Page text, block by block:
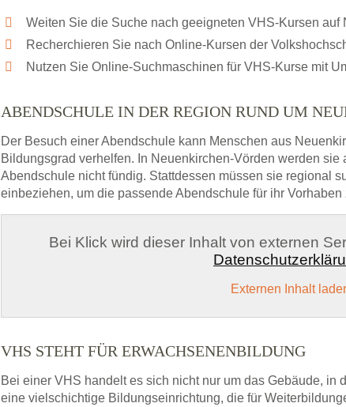
Weiten Sie die Suche nach geeigneten VHS-Kursen auf
Recherchieren Sie nach Online-Kursen der
Nutzen Sie Online-Suchmaschinen für VHS-Kurse mit
ABENDSCHULE IN DER REGION RUND UM
Der Besuch einer Abendschule kann Menschen aus
Bildungsgrad verhelfen. In Neuenkirchen-Vörden werden sie
Abendschule nicht fündig. Stattdessen müssen sie regional
einbeziehen, um die passende Abendschule für ihr Vorhaben
Bei Klick wird dieser Inhalt von externen
Externen Inhalt
VHS STEHT FÜR ERWACHSENENBILDUNG
Bei einer VHS handelt es sich nicht nur um das Gebäude, in
eine vielschichtige Bildungseinrichtung, die für